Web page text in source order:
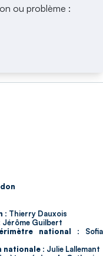
ou problème :
: Thierry Dauxois
Jérôme Guilbert
national : Sofia
nationale : Julie Lallemant